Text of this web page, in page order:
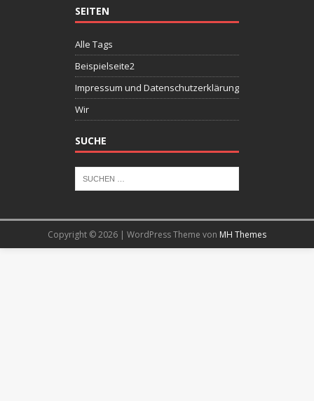
SEITEN
Alle Tags
Beispielseite2
Impressum und Datenschutzerklärung
Wir
SUCHE
Copyright © 2026 | WordPress Theme von MH Themes